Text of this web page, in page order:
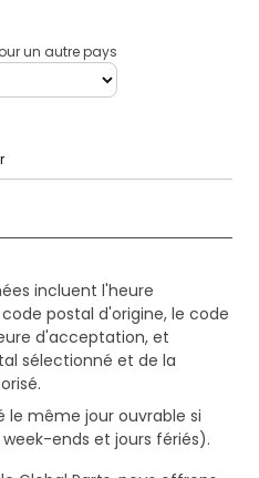
un autre pays
incluent l'heure
postal d'origine, le code
d'acceptation, et
sélectionné et de la
le même jour ouvrable si
ends et jours fériés).